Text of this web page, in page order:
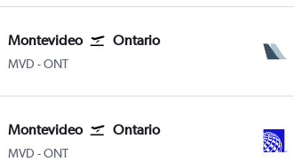
Montevideo Ontario
MVD Montevideo Internacional de Carrasco
-ONT
Montevideo Ontario
MVD Montevideo Internacional de Carrasco
-ONT